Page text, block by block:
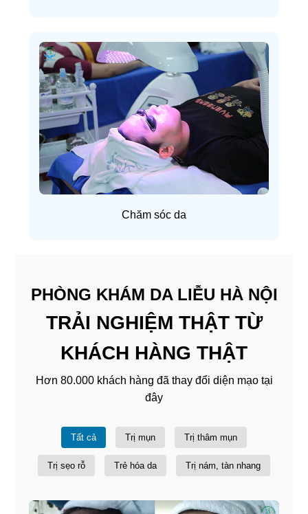
Chăm sóc da
PHÒNG KHÁM DA LIỄU HÀ NỘI
TRẢI NGHIỆM THẬT TỪ
KHÁCH HÀNG THẬT
Hơn 80.000 khách hàng đã thay đổi diện mạo tại
đây
Tất cả Trị mụn Trị thâm mụn
Trị sẹo rỗ Trẻ hóa da Trị nám, tàn nhang